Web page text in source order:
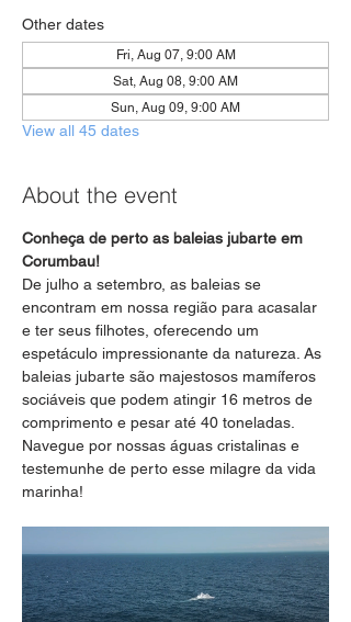
Other dates
Fri, Aug 07, 9:00 AM
Sat, Aug 08, 9:00 AM
Sun, Aug 09, 9:00 AM
View all 45 dates
About the event
Conheça de perto as baleias jubarte em
Corumbau!
De julho a setembro, as baleias se
encontram em nossa região para acasalar
e ter seus filhotes, oferecendo um
espetáculo impressionante da natureza. As
baleias jubarte são majestosos mamíferos
sociáveis que podem atingir 16 metros de
comprimento e pesar até 40 toneladas.
Navegue por nossas águas cristalinas e
testemunhe de perto esse milagre da vida
marinha!